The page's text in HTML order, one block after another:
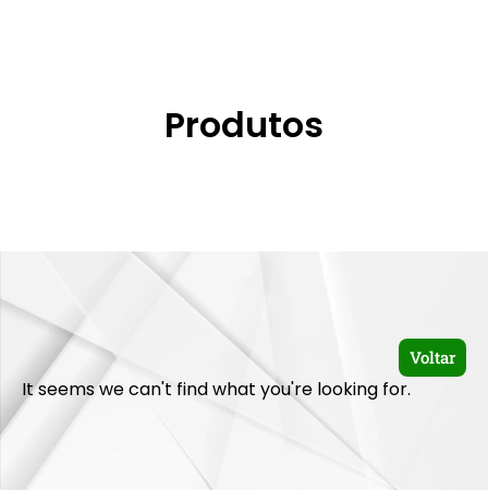
Produtos
Voltar
It seems we can't find what you're looking for.